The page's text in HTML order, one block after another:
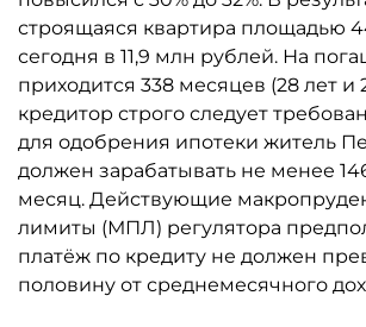
строящаяся квартира площадью
сегодня в 11,9 млн рублей. На
приходится 338 месяцев (28 лет и
кредитор строго следует
для одобрения ипотеки житель
должен зарабатывать не менее
месяц. Действующие
лимиты (МПЛ) регулятора
платёж по кредиту не должен
половину от среднемесячного